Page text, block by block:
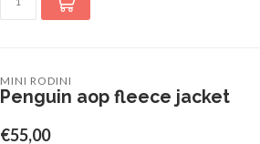
MINI RODINI
Penguin aop fleece jacket
€55,00